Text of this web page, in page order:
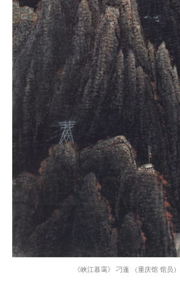
《峡江暮霭》 刁蓬 （重庆馆 馆员）